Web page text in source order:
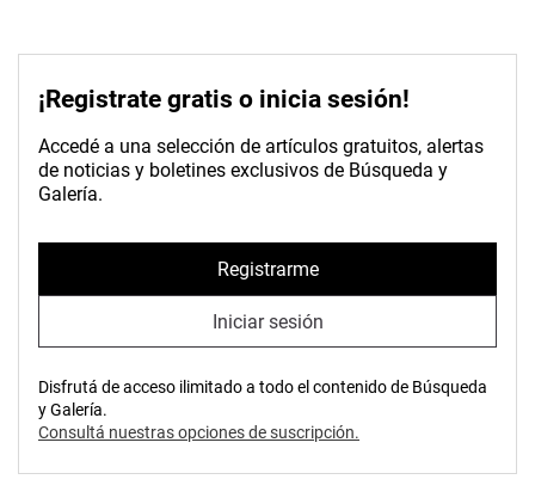
¡Registrate gratis o inicia sesión!
Accedé a una selección de artículos gratuitos, alertas
de noticias y boletines exclusivos de Búsqueda y
Galería.
Registrarme
Iniciar sesión
Disfrutá de acceso ilimitado a todo el contenido de Búsqueda
y Galería.
Consultá nuestras opciones de suscripción.